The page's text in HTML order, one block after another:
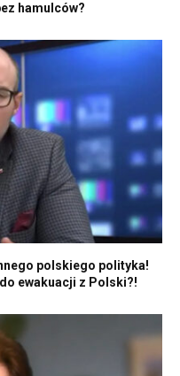
hamulców?
polskiego polityka!
ewakuacji z Polski?!